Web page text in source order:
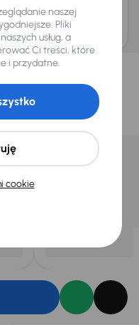
Holdings a.s., z siedzibą
przechowywać i przetwarzać
i przetwarzaniadanych
Ciebie
z naszej oferty. Kupimy
każdego dnia.
naszej
Pliki
usług, a
Ci treści, które
i przydatne.
cookie